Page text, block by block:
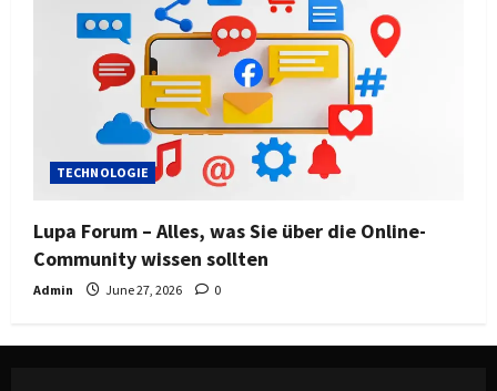
TECHNOLOGIE
Lupa Forum – Alles, was Sie über die Online-
Community wissen sollten
Admin June 27, 2026 0